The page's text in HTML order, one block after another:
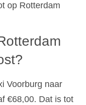
op Rotterdam
Voorburg naar
€68,00. Dat is tot